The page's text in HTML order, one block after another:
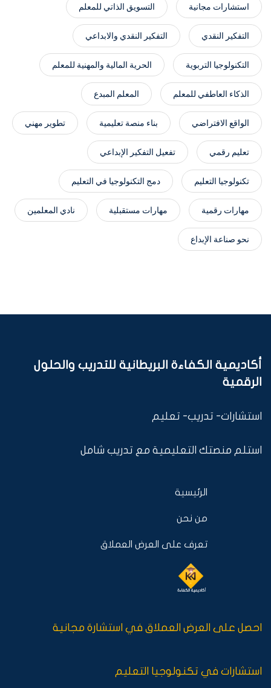
استشارات مجانية التسويق الذاتي للمعلم
التفكير النقدي التفكير النقدي والابداعي
التكنولوجيا التربوية الحرية المالية والمهنية للمعلم
الذكاء العاطفي للمعلم المعلم المبدع
الواقع الافتراضي بناء منصة تعليمية تطوير مهني
تعليم رقمي تفعيل التفكير الإبداعي
تكنولوجيا التعليم دمج التكنولوجيا في التعليم
مهارات رقمية مهارات مستقبلية نادي المعلمين
نحو صناعة الإبداع
أكاديمية الكفاءة البريطانية للتدريب والحلول
الرقمية
استشارات- تدريب- تعليم
استلم منصتك التعليمية مع تدريب شامل
الرئيسية
من نحن
تعرف على العرض العملاق
احصل على العرض العملاق في استشارة مجانية
استشارات في تكنولوجيا التعليم